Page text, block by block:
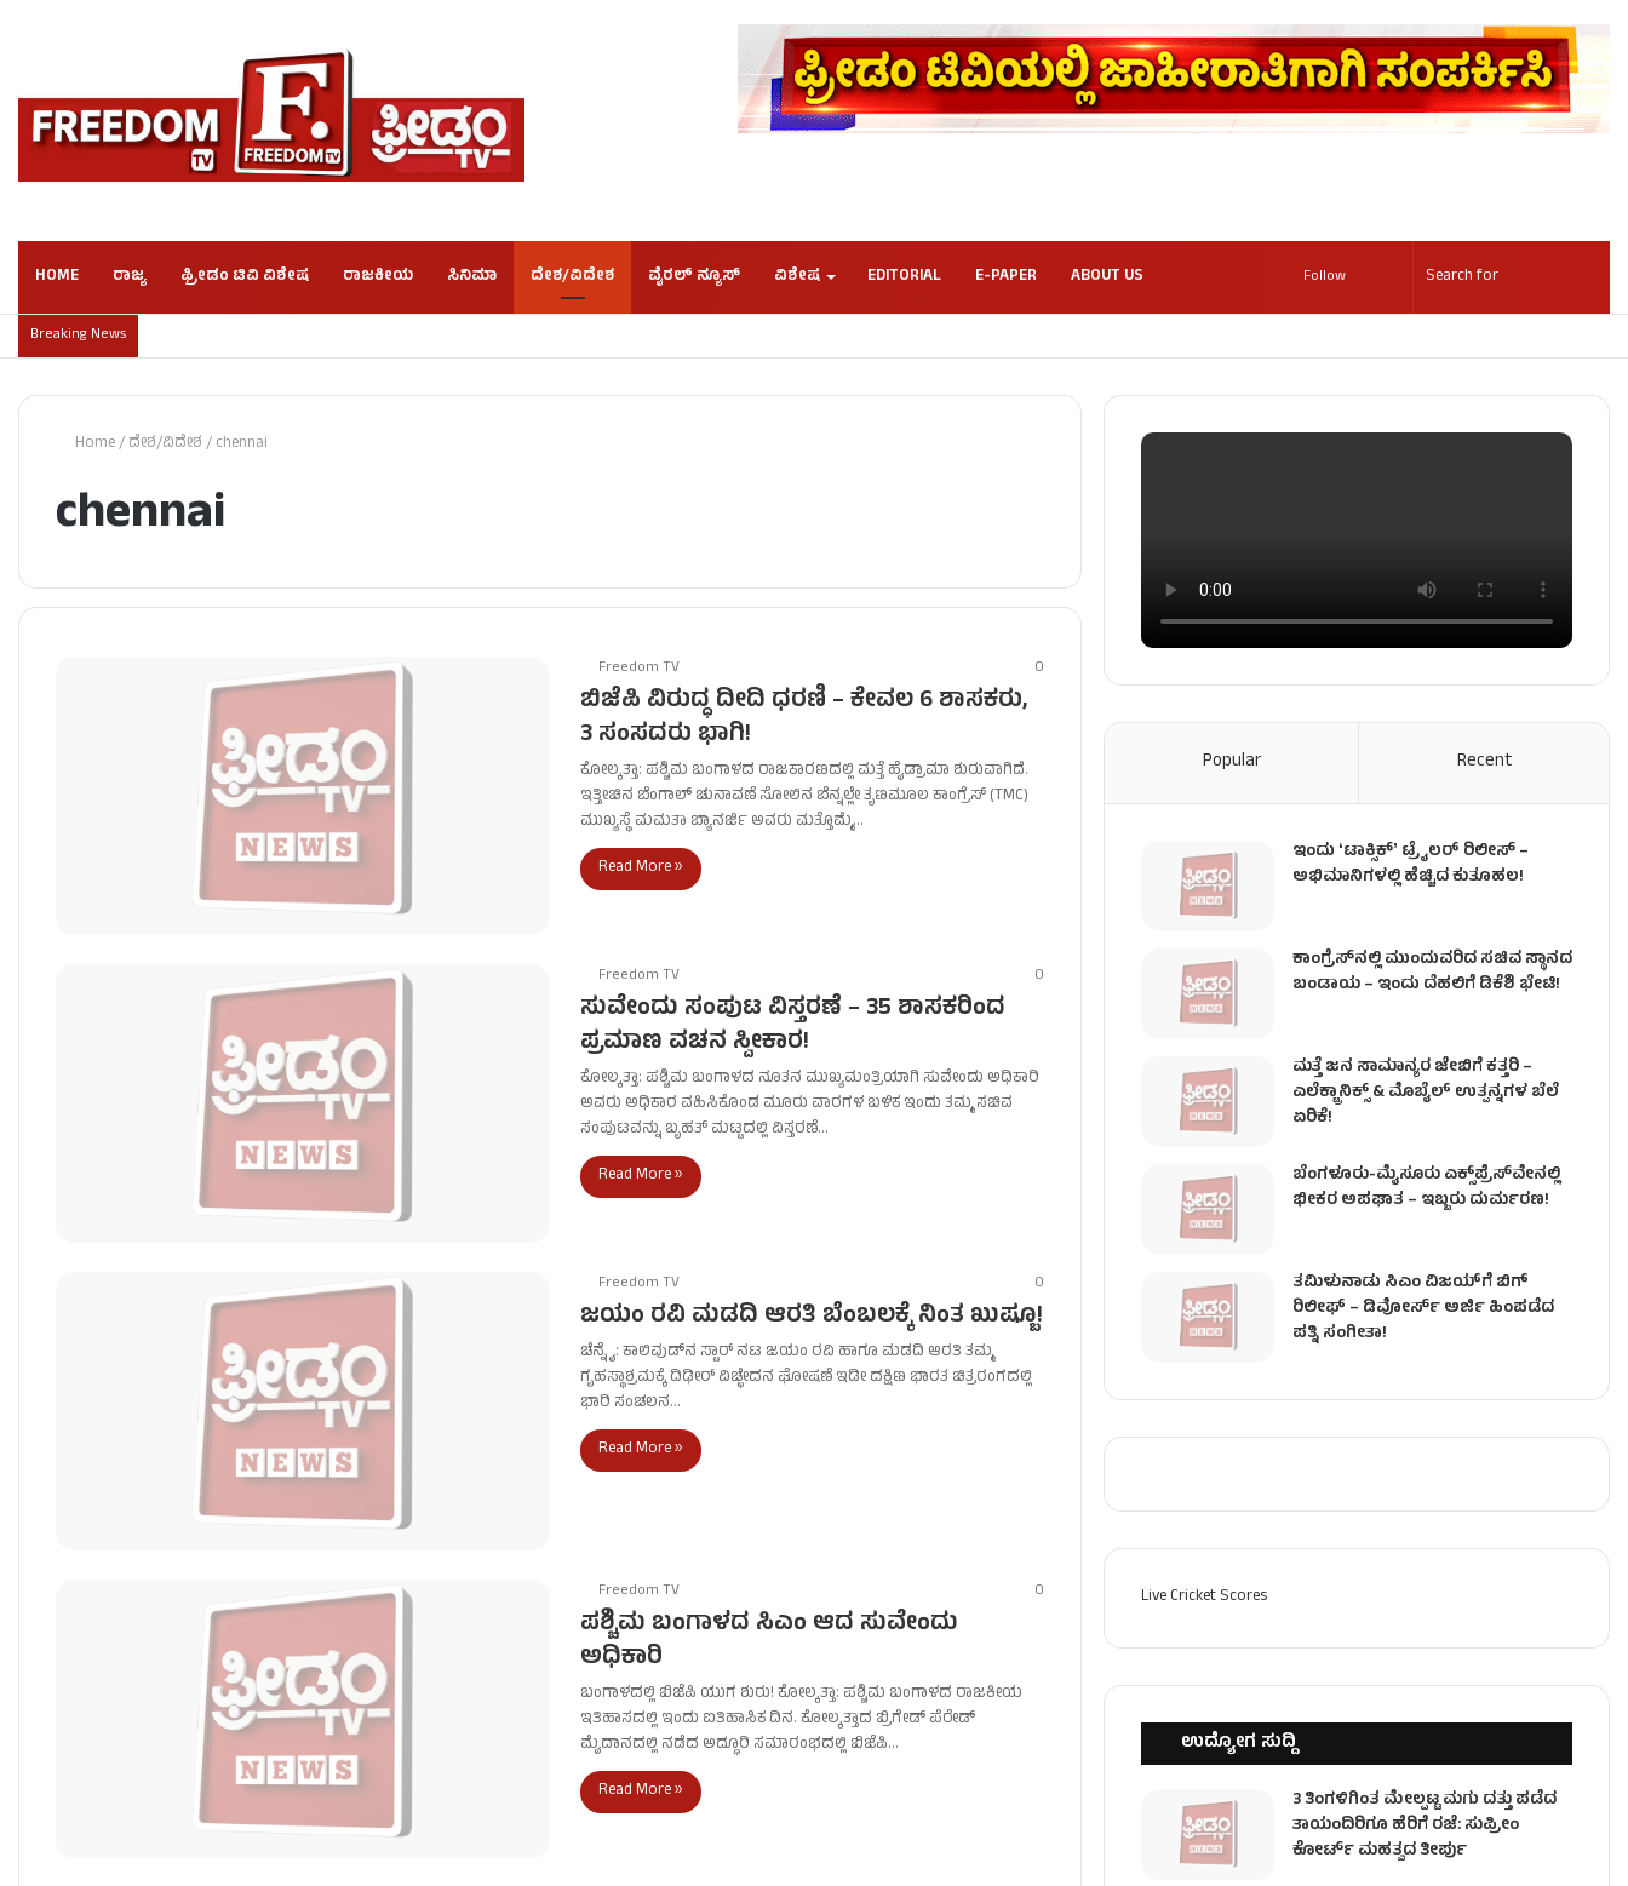
HOME ರಾಜ್ಯ ಫ್ರೀಡಂ ಟಿವಿ ವಿಶೇಷ ರಾಜಕೀಯ ಸಿನಿಮಾ ದೇಶ/ವಿದೇಶ ವೈರಲ್ ನ್ಯೂಸ್ ವಿಶೇಷ EDITORIAL E-PAPER ABOUT US Follow
Breaking News
Home/ದೇಶ/ವಿದೇಶ/chennai
chennai
Freedom TV 0
ಬಿಜೆಪಿ ವಿರುದ್ಧ ದೀದಿ ಧರಣಿ – ಕೇವಲ 6 ಶಾಸಕರು,
3 ಸಂಸದರು ಭಾಗಿ!
ಕೋಲ್ಕತ್ತಾ: ಪಶ್ಚಿಮ ಬಂಗಾಳದ ರಾಜಕಾರಣದಲ್ಲಿ ಮತ್ತೆ ಹೈಡ್ರಾಮಾ ಶುರುವಾಗಿದೆ.
ಇತ್ತೀಚಿನ ಬೆಂಗಾಲ್ ಚುನಾವಣೆ ಸೋಲಿನ ಬೆನ್ನಲ್ಲೇ ತೃಣಮೂಲ ಕಾಂಗ್ರೆಸ್ (TMC)
ಮುಖ್ಯಸ್ಥೆ ಮಮತಾ ಬ್ಯಾನರ್ಜಿ ಅವರು ಮತ್ತೊಮ್ಮೆ…
Read More »
Freedom TV 0
ಸುವೇಂದು ಸಂಪುಟ ವಿಸ್ತರಣೆ – 35 ಶಾಸಕರಿಂದ
ಪ್ರಮಾಣ ವಚನ ಸ್ವೀಕಾರ!
ಕೋಲ್ಕತ್ತಾ: ಪಶ್ಚಿಮ ಬಂಗಾಳದ ನೂತನ ಮುಖ್ಯಮಂತ್ರಿಯಾಗಿ ಸುವೇಂದು ಅಧಿಕಾರಿ
ಅವರು ಅಧಿಕಾರ ವಹಿಸಿಕೊಂಡ ಮೂರು ವಾರಗಳ ಬಳಿಕ ಇಂದು ತಮ್ಮ ಸಚಿವ
ಸಂಪುಟವನ್ನು ಬೃಹತ್ ಮಟ್ಟದಲ್ಲಿ ವಿಸ್ತರಣೆ…
Read More »
Freedom TV 0
ಜಯಂ ರವಿ ಮಡದಿ ಆರತಿ ಬೆಂಬಲಕ್ಕೆ ನಿಂತ ಖುಷ್ಬೂ!
ಚೆನ್ನೈ: ಕಾಲಿವುಡ್‌ನ ಸ್ಟಾರ್ ನಟ ಜಯಂ ರವಿ ಹಾಗೂ ಮಡದಿ ಆರತಿ ತಮ್ಮ
ಗೃಹಸ್ಥಾಶ್ರಮಕ್ಕೆ ದಿಢೀರ್ ವಿಚ್ಛೇದನ ಘೋಷಣೆ ಇಡೀ ದಕ್ಷಿಣ ಭಾರತ ಚಿತ್ರರಂಗದಲ್ಲಿ
ಭಾರಿ ಸಂಚಲನ…
Read More »
Freedom TV 0
ಪಶ್ಚಿಮ ಬಂಗಾಳದ ಸಿಎಂ ಆದ ಸುವೇಂದು
ಅಧಿಕಾರಿ
ಬಂಗಾಳದಲ್ಲಿ ಬಿಜೆಪಿ ಯುಗ ಶುರು! ಕೋಲ್ಕತ್ತಾ: ಪಶ್ಚಿಮ ಬಂಗಾಳದ ರಾಜಕೀಯ
ಇತಿಹಾಸದಲ್ಲಿ ಇಂದು ಐತಿಹಾಸಿಕ ದಿನ. ಕೋಲ್ಕತ್ತಾದ ಬ್ರಿಗೇಡ್ ಪೆರೇಡ್
ಮೈದಾನದಲ್ಲಿ ನಡೆದ ಅದ್ಧೂರಿ ಸಮಾರಂಭದಲ್ಲಿ ಬಿಜೆಪಿ…
Read More »
Popular Recent
ಇಂದು ʻಟಾಕ್ಸಿಕ್ʼ ಟ್ರೈಲರ್ ರಿಲೀಸ್‌ –
ಅಭಿಮಾನಿಗಳಲ್ಲಿ ಹೆಚ್ಚಿದ ಕುತೂಹಲ!
ಕಾಂಗ್ರೆಸ್​ನಲ್ಲಿ ಮುಂದುವರಿದ ಸಚಿವ ಸ್ಥಾನದ
ಬಂಡಾಯ – ಇಂದು ದೆಹಲಿಗೆ ಡಿಕೆಶಿ ಭೇಟಿ!
ಮತ್ತೆ ಜನ ಸಾಮಾನ್ಯರ ಜೇಬಿಗೆ ಕತ್ತರಿ –
ಎಲೆಕ್ಟ್ರಾನಿಕ್ಸ್ & ಮೊಬೈಲ್ ಉತ್ಪನ್ನಗಳ ಬೆಲೆ
ಏರಿಕೆ!
ಬೆಂಗಳೂರು-ಮೈಸೂರು ಎಕ್ಸ್‌ಪ್ರೆಸ್‌ವೇನಲ್ಲಿ
ಭೀಕರ ಅಪಘಾತ – ಇಬ್ಬರು ದುರ್ಮರಣ!
ತಮಿಳುನಾಡು ಸಿಎಂ ವಿಜಯ್‌ಗೆ ಬಿಗ್
ರಿಲೀಫ್ – ಡಿವೋರ್ಸ್ ಅರ್ಜಿ ಹಿಂಪಡೆದ
ಪತ್ನಿ ಸಂಗೀತಾ!
Live Cricket Scores
ಉದ್ಯೋಗ ಸುದ್ದಿ
3 ತಿಂಗಳಿಗಿಂತ ಮೇಲ್ಪಟ್ಟ ಮಗು ದತ್ತು ಪಡೆದ
ತಾಯಂದಿರಿಗೂ ಹೆರಿಗೆ ರಜೆ: ಸುಪ್ರೀಂ
ಕೋರ್ಟ್ ಮಹತ್ವದ ತೀರ್ಪು